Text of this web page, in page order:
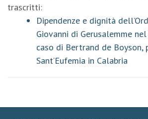
trascritti:
Dipendenze e dignità
Giovanni di Gerusalemme
caso di Bertrand de Boyson,
Sant’Eufemia in Calabria